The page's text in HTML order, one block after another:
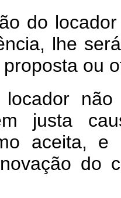
do
lhe
ou
justa
aceita,
do